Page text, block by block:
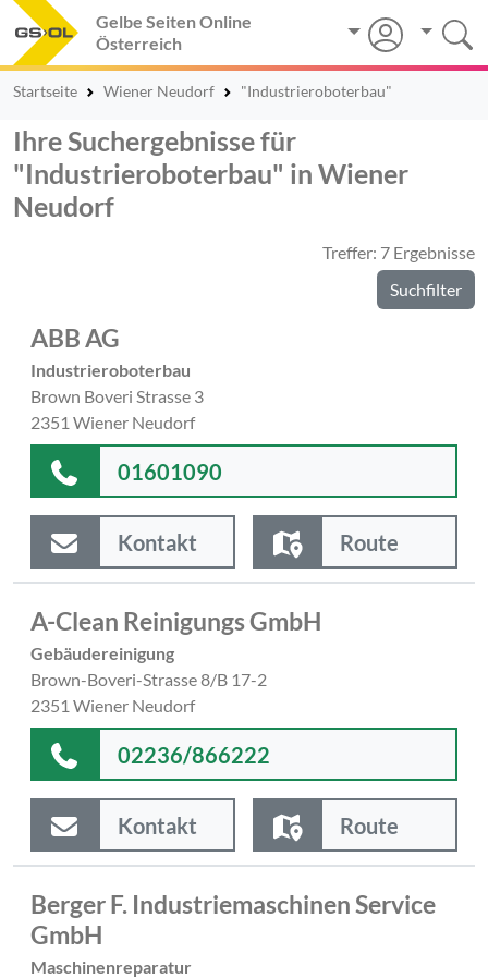
Gelbe Seiten Online
Österreich
Startseite Wiener Neudorf "Industrieroboterbau"
Ihre Suchergebnisse für
"Industrieroboterbau" in Wiener
Neudorf
Treffer: 7 Ergebnisse
Suchfilter
ABB AG
Industrieroboterbau
Brown Boveri Strasse 3
2351 Wiener Neudorf
01601090
Kontakt Route
A-Clean Reinigungs GmbH
Gebäudereinigung
Brown-Boveri-Strasse 8/B 17-2
2351 Wiener Neudorf
02236/866222
Kontakt Route
Berger F. Industriemaschinen Service
GmbH
Maschinenreparatur